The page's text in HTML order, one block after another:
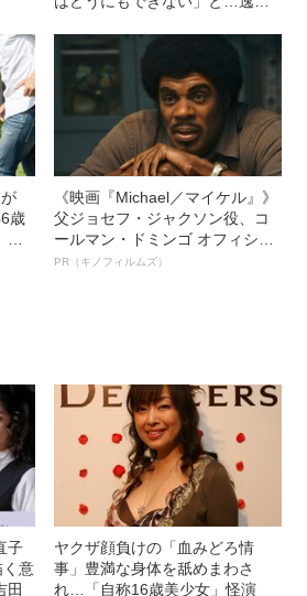
「がん告白会見」その壮絶な裏
歳
と
《映画『Michael／マイケル』》
父ジョセフ・ジャクソン役、コ
ールマン・ドミンゴ オフィシャ
ルインタビュー“観客を魅了した
PR（キノフィルムズ）
子
く意
田
ヤクザ顔負けの「血みどろ情
事」豊満な身体を舐めまわさ
れ…「自称16歳美少女」怪演